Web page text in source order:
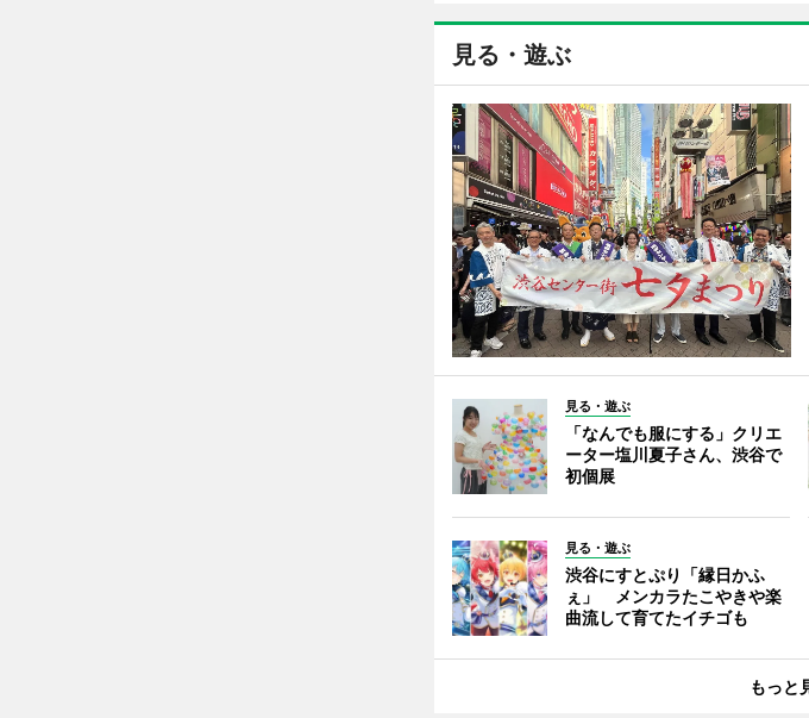
見る・遊ぶ
見る・遊ぶ
「なんでも服にする」クリエ
ーター塩川夏子さん、渋谷で
初個展
見る・遊ぶ
渋谷にすとぷり「縁日かふ
ぇ」 メンカラたこやきや楽
曲流して育てたイチゴも
もっと